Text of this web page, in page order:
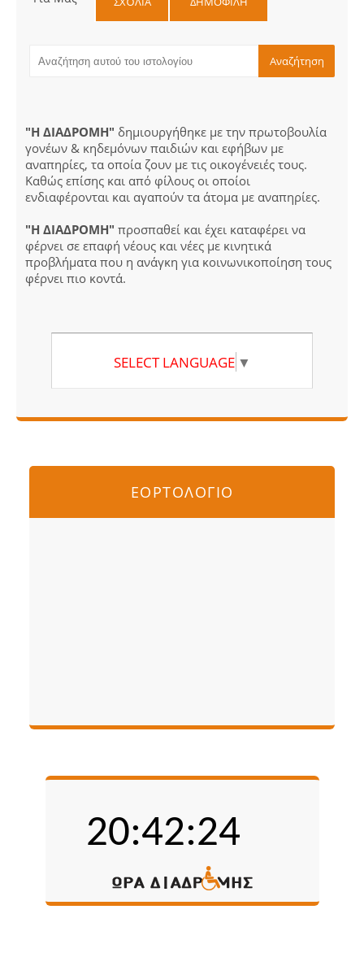
"Η ΔΙΑΔΡΟΜΗ" δημιουργήθηκε με την πρωτοβουλία
γονέων & κηδεμόνων παιδιών και εφήβων με
αναπηρίες, τα οποία ζουν με τις οικογένειές τους.
Καθώς επίσης και από φίλους οι οποίοι
ενδιαφέρονται και αγαπούν τα άτομα με αναπηρίες.
"Η ΔΙΑΔΡΟΜΗ" προσπαθεί και έχει καταφέρει να
φέρνει σε επαφή νέους και νέες με κινητικά
προβλήματα που η ανάγκη για κοινωνικοποίηση τους
φέρνει πιο κοντά.
SELECT LANGUAGE ▼
ΕΟΡΤΟΛΟΓΙΟ